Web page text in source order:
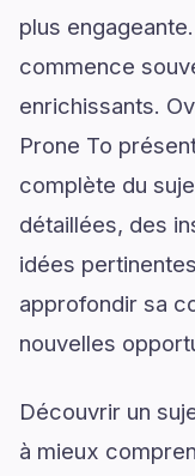
plus
commence
enrichissants.
Prone To
complète du
détaillées, des
idées
approfondir sa
nouvelles
Découvrir un
à mieux